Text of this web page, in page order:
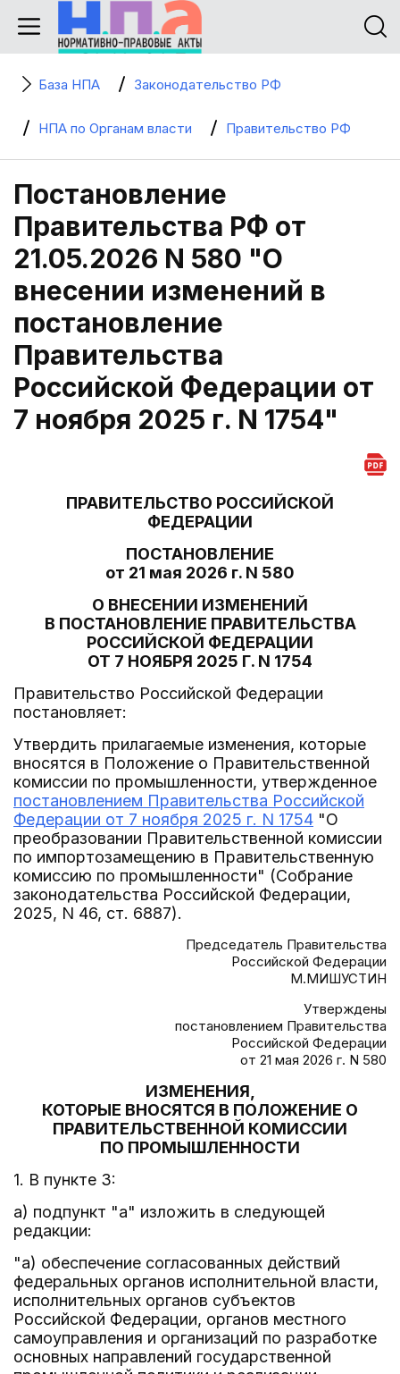
База НПА Законодательство РФ
НПА по Органам власти Правительство РФ
Постановление
Правительства РФ от
21.05.2026 N 580 "О
внесении изменений в
постановление
Правительства
Российской Федерации от
7 ноября 2025 г. N 1754"
ПРАВИТЕЛЬСТВО РОССИЙСКОЙ
ФЕДЕРАЦИИ
ПОСТАНОВЛЕНИЕ
от 21 мая 2026 г. N 580
О ВНЕСЕНИИ ИЗМЕНЕНИЙ
В ПОСТАНОВЛЕНИЕ ПРАВИТЕЛЬСТВА
РОССИЙСКОЙ ФЕДЕРАЦИИ
ОТ 7 НОЯБРЯ 2025 Г. N 1754
Правительство Российской Федерации
постановляет:
Утвердить прилагаемые изменения, которые
вносятся в Положение о Правительственной
комиссии по промышленности, утвержденное
постановлением Правительства Российской
Федерации от 7 ноября 2025 г. N 1754 "О
преобразовании Правительственной комиссии
по импортозамещению в Правительственную
комиссию по промышленности" (Собрание
законодательства Российской Федерации,
2025, N 46, ст. 6887).
Председатель Правительства
Российской Федерации
М.МИШУСТИН
Утверждены
постановлением Правительства
Российской Федерации
от 21 мая 2026 г. N 580
ИЗМЕНЕНИЯ,
КОТОРЫЕ ВНОСЯТСЯ В ПОЛОЖЕНИЕ О
ПРАВИТЕЛЬСТВЕННОЙ КОМИССИИ
ПО ПРОМЫШЛЕННОСТИ
1. В пункте 3:
а) подпункт "а" изложить в следующей
редакции:
"а) обеспечение согласованных действий
федеральных органов исполнительной власти,
исполнительных органов субъектов
Российской Федерации, органов местного
самоуправления и организаций по разработке
основных направлений государственной